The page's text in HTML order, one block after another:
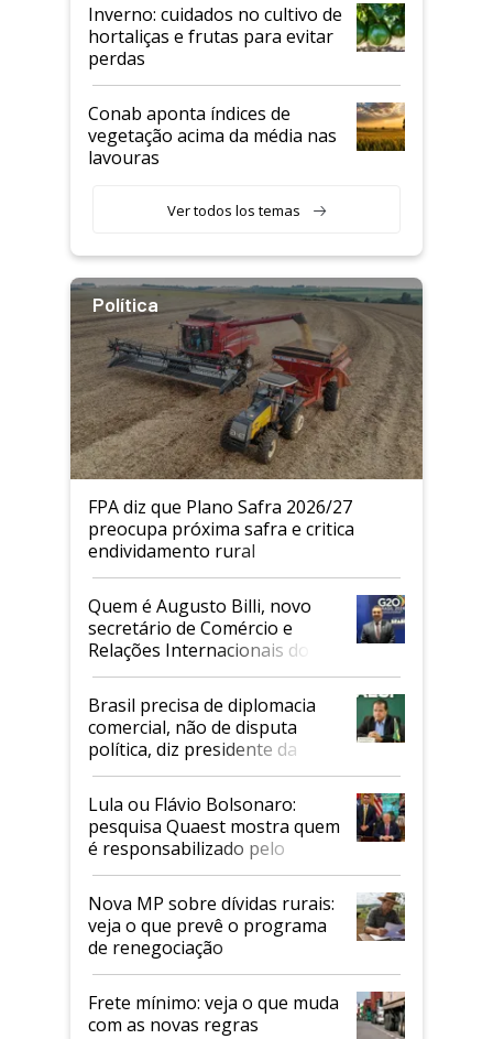
Inverno: cuidados no cultivo de
hortaliças e frutas para evitar
perdas
Conab aponta índices de
vegetação acima da média nas
lavouras
Ver todos los temas
Política
FPA diz que Plano Safra 2026/27
preocupa próxima safra e critica
endividamento rural
Quem é Augusto Billi, novo
secretário de Comércio e
Relações Internacionais do
Mapa
Brasil precisa de diplomacia
comercial, não de disputa
política, diz presidente da
Faesp
Lula ou Flávio Bolsonaro:
pesquisa Quaest mostra quem
é responsabilizado pelo
tarifaço dos EUA
Nova MP sobre dívidas rurais:
veja o que prevê o programa
de renegociação
Frete mínimo: veja o que muda
com as novas regras